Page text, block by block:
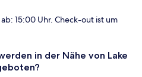
15:00 Uhr. Check-out ist um
in der Nähe von Lake